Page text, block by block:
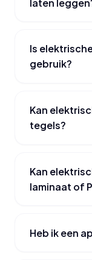
Is
gebruik?
Kan
tegels?
Kan
laminaat of
Heb ik een